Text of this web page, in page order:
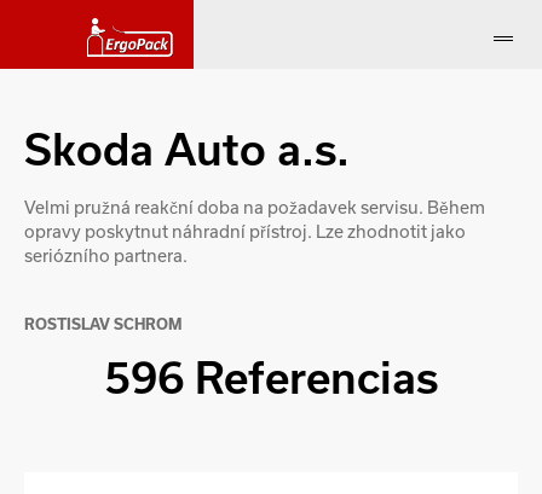
Skoda Auto a.s.
Velmi pružná reakční doba na požadavek servisu. Během
opravy poskytnut náhradní přístroj. Lze zhodnotit jako
seriózního partnera.
ROSTISLAV SCHROM
596 Referencias